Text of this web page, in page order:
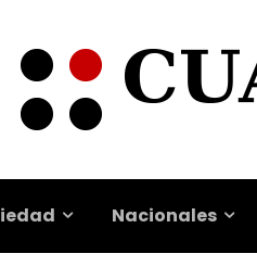
Nacionales